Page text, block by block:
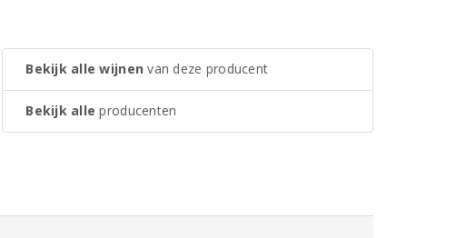
Bekijk alle wijnen van deze producent
Bekijk alle producenten